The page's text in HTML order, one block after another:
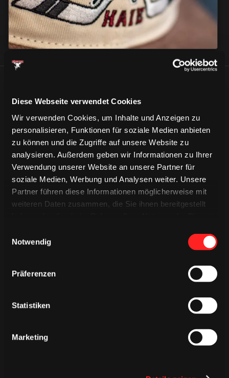
Diese Webseite verwendet Cookies
Wir verwenden Cookies, um Inhalte und Anzeigen zu
personalisieren, Funktionen für soziale Medien anbieten
zu können und die Zugriffe auf unsere Website zu
analysieren. Außerdem geben wir Informationen zu Ihrer
Verwendung unserer Website an unsere Partner für
soziale Medien, Werbung und Analysen weiter. Unsere
Partner führen diese Informationen möglicherweise mit
weiteren Daten zusammen, die Sie ihnen bereitgestellt
Notwendig
Präferenzen
Statistiken
Marketing
Verbunden auf jedem Weg – unser